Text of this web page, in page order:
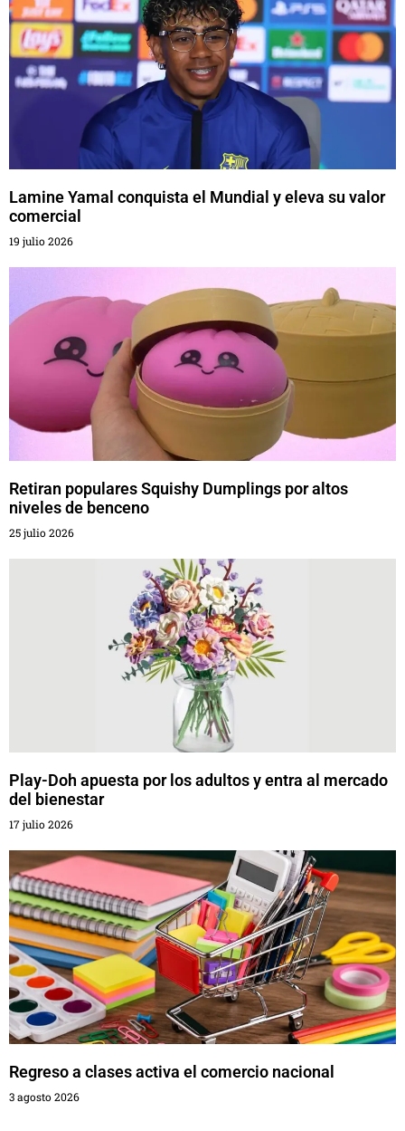
Lamine Yamal conquista el Mundial y eleva su valor
comercial
19 julio 2026
Retiran populares Squishy Dumplings por altos
niveles de benceno
25 julio 2026
Play-Doh apuesta por los adultos y entra al mercado
del bienestar
17 julio 2026
Regreso a clases activa el comercio nacional
3 agosto 2026